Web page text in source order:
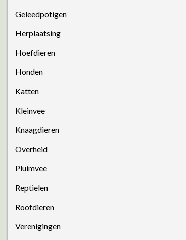
Geleedpotigen
Herplaatsing
Hoefdieren
Honden
Katten
Kleinvee
Knaagdieren
Overheid
Pluimvee
Reptielen
Roofdieren
Verenigingen